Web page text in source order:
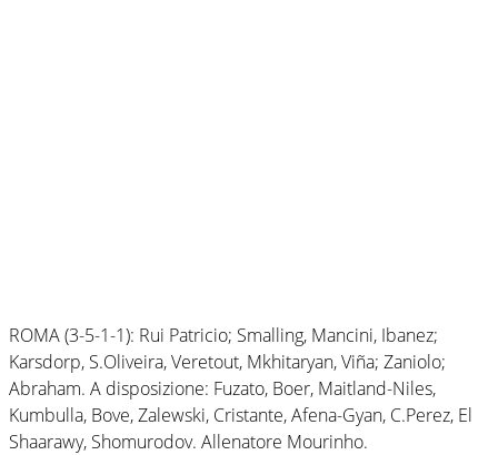
ROMA (3-5-1-1): Rui Patricio; Smalling, Mancini, Ibanez;
Karsdorp, S.Oliveira, Veretout, Mkhitaryan, Viña; Zaniolo;
Abraham. A disposizione: Fuzato, Boer, Maitland-Niles,
Kumbulla, Bove, Zalewski, Cristante, Afena-Gyan, C.Perez, El
Shaarawy, Shomurodov. Allenatore Mourinho.